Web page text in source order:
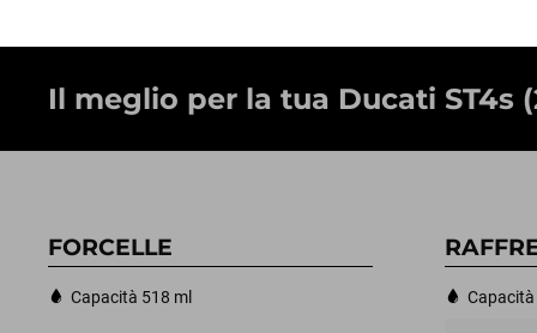
Il meglio per la tua Ducati ST4s
FORCELLE
Capacità 518 ml Capacità